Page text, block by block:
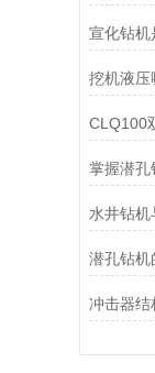
宣化钻机
水井钻
潜孔钻机
冲击器结